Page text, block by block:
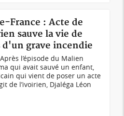
France : Acte de
sauve la vie de
grave incendie
l’épisode du Malien
qui avait sauvé un enfant,
qui vient de poser un acte
de l’ivoirien, Djaléga Léon